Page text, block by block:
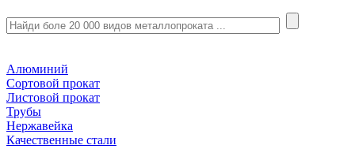
Алюминий
Сортовой прокат
Листовой прокат
Трубы
Нержавейка
Качественные стали